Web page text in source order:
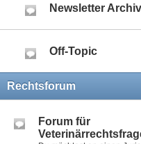
Newsletter Archiv
Off-Topic
Rechtsforum
Forum für